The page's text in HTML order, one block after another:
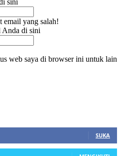
sini
email yang salah!
Anda di sini
web saya di browser ini untuk lain
SUKA